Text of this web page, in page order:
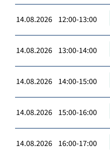
14.08.2026 12:00-13:00
14.08.2026 13:00-14:00
14.08.2026 14:00-15:00
14.08.2026 15:00-16:00
14.08.2026 16:00-17:00